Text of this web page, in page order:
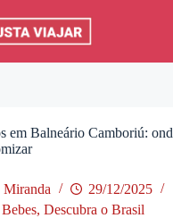
em Balneário Camboriú:
Miranda
29/12/2025
, Descubra o Brasil